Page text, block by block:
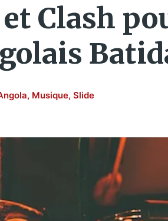
Clash
, Musique, Slide